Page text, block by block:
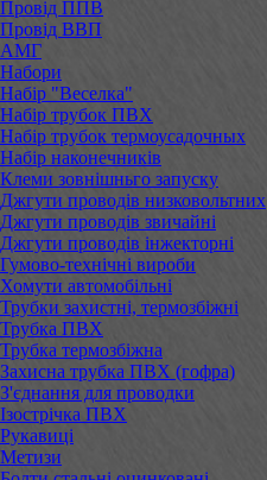
Провід ППВ
Провід ВВП
АМГ
Набори
Набір "Веселка"
Набір трубок ПВХ
Набір трубок термоусадочных
Набір наконечників
Клеми зовнішньго запуску
Джгути проводів низковольтних
Джгути проводів звичайні
Джгути проводів інжекторні
Гумово-технічні вироби
Хомути автомобільні
Трубки захистні, термозбіжні
Трубка ПВХ
Трубка термозбіжна
Захисна трубка ПВХ (гофра)
З'єднання для проводки
Ізострічка ПВХ
Рукавиці
Метизи